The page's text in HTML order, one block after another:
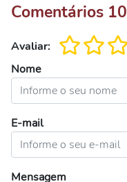
Comentários 10
Avaliar:
Nome
E-mail
Mensagem